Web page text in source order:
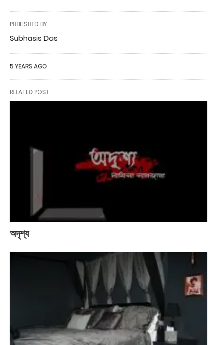
PUBLISHED BY
Subhasis Das
5 YEARS AGO
RELATED POST
অদৃশ্য